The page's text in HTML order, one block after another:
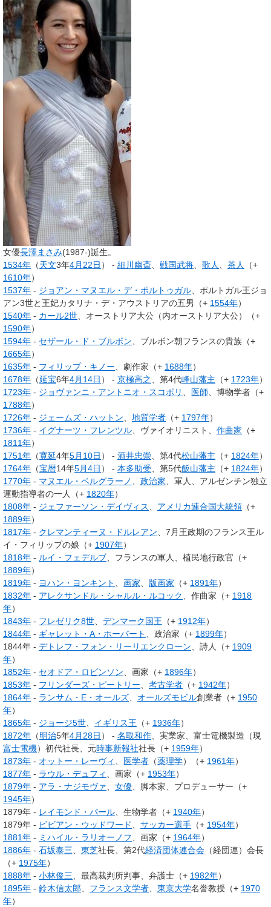
女優長澤まさみ(1987-)誕生。
1534年 （天文3年4月22日 ） - 細川幽斎 戦国武将 歌人 茶人
（+
1610年）
1537年 - ジョアン・マヌエル・デ・ポルトゥガル 、ポルトガル王ジョ
アン3世と王妃カタリナ・デ・アウストリアの五男（+ 1554年）
1540年 - カール2世 、オーストリア大公（内オーストリア大公）（+
1590年）
1594年 - セザール・ド・ブルボン 、ブルボン朝フランスの貴族（+
1665年）
1635年 - フィリップ・キノー 、劇作家（+ 1688年）
1678年 （延宝6年4月14日 ） - 京極高之 、第4代峰山藩主 （+ 1723年）
1723年 - ジョヴァンニ・アントニオ・スコポリ 医師 、博物学者（+
1788年）
1726年 - ジェームズ・ハットン 地質学者 （+ 1797年）
1736年 - イグナーツ・フレンツル 、ヴァイオリニスト、 作曲家 （+
1811年）
1751年 （寛延4年5月10日 ） - 酒井忠崇 、第4代松山藩主 （+ 1824年）
1764年 （宝暦14年5月4日 ） - 本多助受 、第5代飯山藩主 （+ 1824年）
1770年 - マヌエル・ベルグラーノ 政治家 、軍人、アルゼンチン独立
運動指導者の一人（+ 1820年）
1808年 - ジェファーソン・デイヴィス アメリカ連合国大統領 （+
1889年）
1817年 - クレマンティーヌ・ドルレアン 、7月王政期のフランス王ル
イ・フィリップの娘（+ 1907年）
1818年 - ルイ・フェデルブ 、フランスの軍人、植民地行政官（+
1889年）
1819年 - ヨハン・ヨンキント 画家 版画家 （+ 1891年）
1832年 - アレクサンドル・シャルル・ルコック 、作曲家（+ 1918
年）
1843年 - フレゼリク8世 デンマーク国王 （+ 1912年）
1844年 - ギャレット・A・ホーバート 、政治家（+ 1899年）
1844年 - デトレフ・フォン・リーリエンクローン 、詩人（+ 1909
年）
1852年 - セオドア・ロビンソン 、画家（+ 1896年）
1853年 - フリンダーズ・ピートリー 考古学者 （+ 1942年）
1864年 - ランサム・E・オールズ オールズモビル創業者（+ 1950
年）
1865年 - ジョージ5世 イギリス王 （+ 1936年）
1872年 （明治5年4月28日 ） - 名取和作 、実業家、富士電機製造（現
富士電機）初代社長、元時事新報社社長（+ 1959年）
1873年 - オットー・レーヴィ 医学者 （薬理学）（+ 1961年）
1877年 - ラウル・デュフィ 、画家（+ 1953年）
1879年 - アラ・ナジモヴァ 女優 、脚本家、プロデューサー（+
1945年）
1879年 - レイモンド・パール 、生物学者（+ 1940年）
1879年 - ビビアン・ウッドワード サッカー選手 （+ 1954年）
1881年 - ミハイル・ラリオーノフ 、画家（+ 1964年）
1886年 - 石坂泰三 東芝社長、第2代経済団体連合会 （経団連）会長
（+ 1975年）
1888年 - 小林俊三 、最高裁判所判事、弁護士（+ 1982年）
1895年 - 鈴木信太郎 フランス文学者 東京大学名誉教授（+ 1970
年）